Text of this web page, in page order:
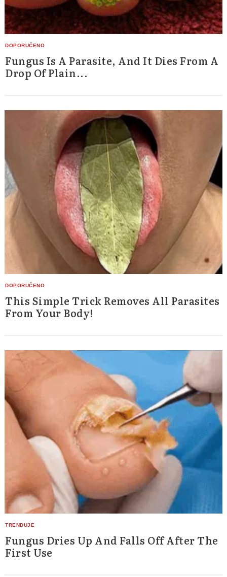
Fungus Is A Parasite, And It Dies From A
Drop Of Plain...
This Simple Trick Removes All Parasites
From Your Body!
Fungus Dries Up And Falls Off After The
First Use